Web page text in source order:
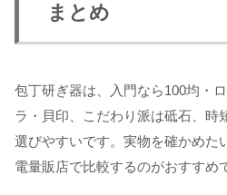
まとめ
包丁研ぎ器は、入門なら100均・
ラ・貝印、こだわり派は砥石、時
選びやすいです。実物を確かめた
電量販店で比較するのがおすすめ